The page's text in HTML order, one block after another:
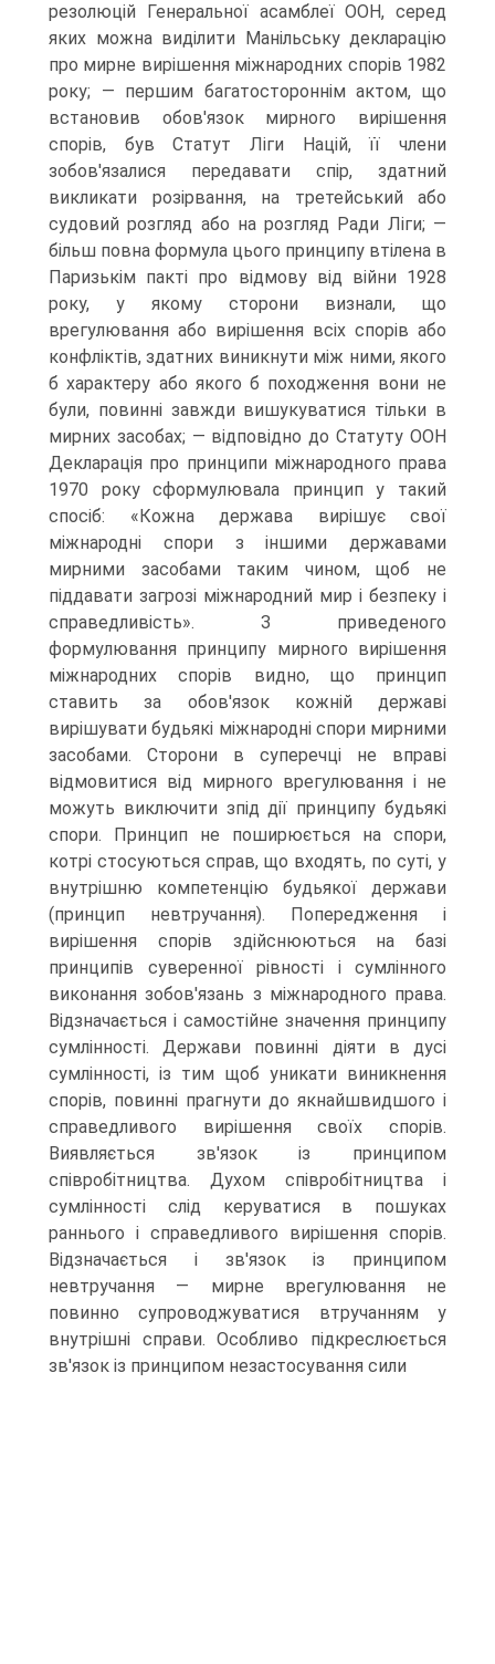
резолюцій Генеральної асамблеї ООН, серед
яких можна виділити Манільську декларацію
про мирне вирішення міжнародних спорів 1982
року; — першим багатостороннім актом, що
встановив обов'язок мирного вирішення
спорів, був Статут Ліги Націй, її члени
зобов'язалися передавати спір, здатний
викликати розірвання, на третейський або
судовий розгляд або на розгляд Ради Ліги; —
більш повна формула цього принципу втілена в
Паризькім пакті про відмову від війни 1928
року, у якому сторони визнали, що
врегулювання або вирішення всіх спорів або
конфліктів, здатних виникнути між ними, якого
б характеру або якого б походження вони не
були, повинні завжди вишукуватися тільки в
мирних засобах; — відповідно до Статуту ООН
Декларація про принципи міжнародного права
1970 року сформулювала принцип у такий
спосіб: «Кожна держава вирішує свої
міжнародні спори з іншими державами
мирними засобами таким чином, щоб не
піддавати загрозі міжнародний мир і безпеку і
справедливість». З приведеного
формулювання принципу мирного вирішення
міжнародних спорів видно, що принцип
ставить за обов'язок кожній державі
вирішувати будьякі міжнародні спори мирними
засобами. Сторони в суперечці не вправі
відмовитися від мирного врегулювання і не
можуть виключити зпід дії принципу будьякі
спори. Принцип не поширюється на спори,
котрі стосуються справ, що входять, по суті, у
внутрішню компетенцію будьякої держави
(принцип невтручання). Попередження і
вирішення спорів здійснюються на базі
принципів суверенної рівності і сумлінного
виконання зобов'язань з міжнародного права.
Відзначається і самостійне значення принципу
сумлінності. Держави повинні діяти в дусі
сумлінності, із тим щоб уникати виникнення
спорів, повинні прагнути до якнайшвидшого і
справедливого вирішення своїх спорів.
Виявляється зв'язок із принципом
співробітництва. Духом співробітництва і
сумлінності слід керуватися в пошуках
раннього і справедливого вирішення спорів.
Відзначається і зв'язок із принципом
невтручання — мирне врегулювання не
повинно супроводжуватися втручанням у
внутрішні справи. Особливо підкреслюється
зв'язок із принципом незастосування сили